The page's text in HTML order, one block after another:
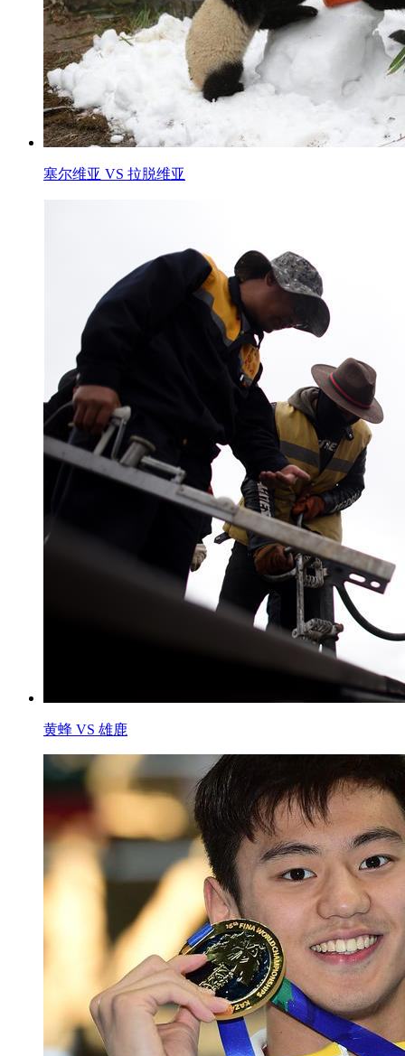
塞尔维亚 VS 拉脱维亚
黄蜂 VS 雄鹿